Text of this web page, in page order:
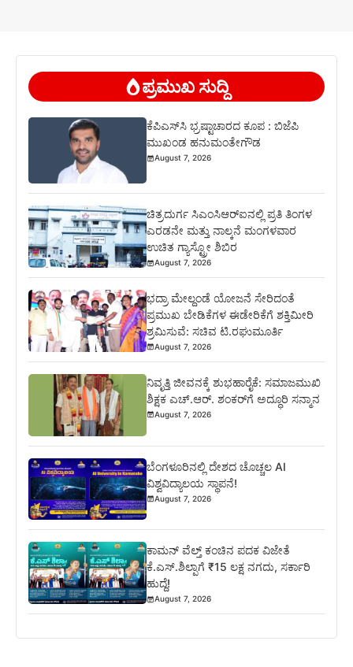
ಪ್ರಮುಖ ಸುದ್ದಿ
ಕೆಪಿಎಸ್‍ಸಿ ಭ್ರಷ್ಟಾಚಾರದ ಕೂಪ : ಬಿಜೆಪಿ
ಮುಖಂಡ ಹನುಮಂತೇಗೌಡ
August 7, 2026
ಚಿತ್ರದುರ್ಗ ಸಿಎಂಸಿಆರ್‍ಐನಲ್ಲಿ ಪ್ರತಿ ತಿಂಗಳ
ಎರಡನೇ ಮತ್ತು ನಾಲ್ಕನೆ ಮಂಗಳವಾರ
ಉಚಿತ ಗ್ಯಾಸ್ಟ್ರೋ ಶಿಬಿರ
August 7, 2026
ಭದ್ರಾ ಮೇಲ್ದಂಡೆ ಯೋಜನೆ ಸೇರಿದಂತೆ
ಪ್ರಮುಖ ಬೇಡಿಕೆಗಳ ಈಡೇರಿಕೆಗೆ ಶಕ್ತಿಮೀರಿ
ಶ್ರಮಿಸುವೆ: ಸಚಿವ ಟಿ.ರಘುಮೂರ್ತಿ
August 7, 2026
ನಿವೃತ್ತಿ ಜೀವನಕ್ಕೆ ಶುಭಹಾರೈಕೆ: ಸಮಾಜಮುಖಿ
ಶಿಕ್ಷಕ ಎಚ್.ಆರ್. ಶಂಕರ್‌ಗೆ ಅದ್ಧೂರಿ ಸನ್ಮಾನ
August 7, 2026
ಬೆಂಗಳೂರಿನಲ್ಲಿ ದೇಶದ ಚೊಚ್ಚಲ AI
ವಿಶ್ವವಿದ್ಯಾಲಯ ಸ್ಥಾಪನೆ!
August 7, 2026
ಕಾಮನ್ ವೆಲ್ತ್ ಕಂಚಿನ ಪದಕ ವಿಜೇತೆ
ಕೆ.ಎಸ್.ಶಿಲ್ಪಾಗೆ ₹15 ಲಕ್ಷ ನಗದು, ಸರ್ಕಾರಿ
ಹುದ್ದೆ!
August 7, 2026